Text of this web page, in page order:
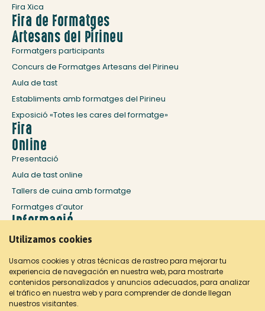
Utilizamos cookies
Usamos cookies y otras técnicas de rastreo para mejorar tu
experiencia de navegación en nuestra web, para mostrarte
contenidos personalizados y anuncios adecuados, para analizar
el tráfico en nuestra web y para comprender de donde llegan
nuestros visitantes.
Fira Xica
Fira de Formatges
Artesans del Pirineu
Formatgers participants
Concurs de Formatges Artesans del Pirineu
Aula de tast
Establiments amb formatges del Pirineu
Exposició «Totes les cares del formatge»
Fira
Online
Presentació
Aula de tast online
Tallers de cuina amb formatge
Formatges d’autor
Informació
d’interès
La Seu d’Urgell
Allotjament i restauració
Com arribar